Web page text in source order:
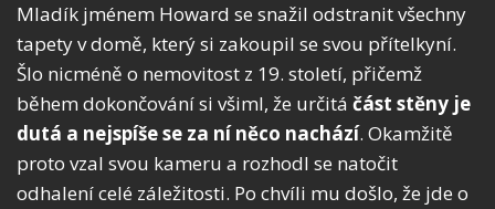
Mladík jménem Howard se snažil odstranit všechny
tapety v domě, který si zakoupil se svou přítelkyní.
Šlo nicméně o nemovitost z 19. století, přičemž
během dokončování si všiml, že určitá část stěny je
dutá a nejspíše se za ní něco nachází. Okamžitě
proto vzal svou kameru a rozhodl se natočit
odhalení celé záležitosti. Po chvíli mu došlo, že jde o